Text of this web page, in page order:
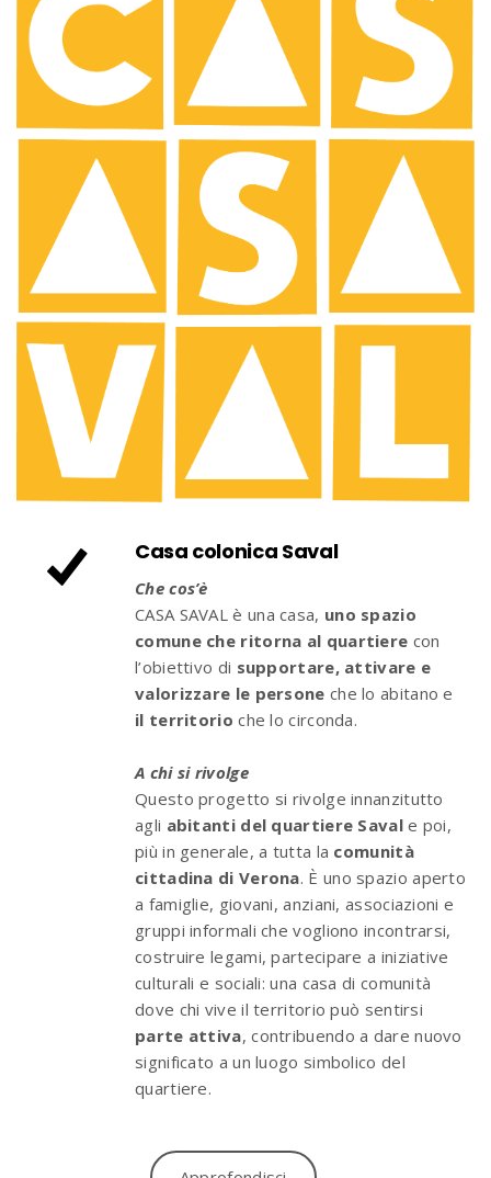
Casa colonica Saval
Che cos’è
CASA SAVAL è una casa, uno spazio
comune che ritorna al quartiere con
l’obiettivo di supportare, attivare e
valorizzare le persone che lo abitano e
il territorio che lo circonda.
A chi si rivolge
Questo progetto si rivolge innanzitutto
agli abitanti del quartiere Savale poi,
più in generale, a tutta la comunità
cittadina di Verona. È uno spazio aperto
a famiglie, giovani, anziani, associazioni e
gruppi informali che vogliono incontrarsi,
costruire legami, partecipare a iniziative
culturali e sociali: una casa di comunità
dove chi vive il territorio può sentirsi
parte attiva, contribuendo a dare nuovo
significato a un luogo simbolico del
quartiere.